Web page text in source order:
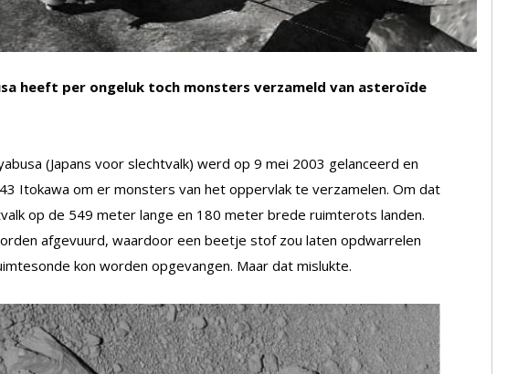
heeft per ongeluk toch monsters verzameld van asteroïde
(Japans voor slechtvalk) werd op 9 mei 2003 gelanceerd en
Itokawa om er monsters van het oppervlak te verzamelen. Om dat
op de 549 meter lange en 180 meter brede ruimterots landen.
afgevuurd, waardoor een beetje stof zou laten opdwarrelen
kon worden opgevangen. Maar dat mislukte.